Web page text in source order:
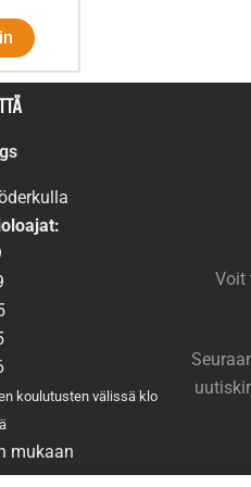
koulutusten välissä klo
mukaan
Voit